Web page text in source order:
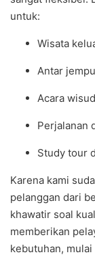
untuk:
Wisata
Antar
Acara
Perjalanan
Study tour
Karena kami
pelanggan dari
khawatir soal
memberikan
kebutuhan,